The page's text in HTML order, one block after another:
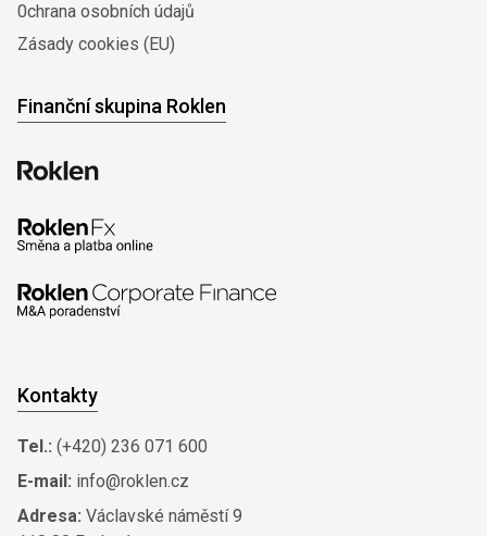
0chrana osobních údajů
Zásady cookies (EU)
Finanční skupina Roklen
Kontakty
Tel.: (+420) 236 071 600
E-mail: info@roklen.cz
Adresa: Václavské náměstí 9